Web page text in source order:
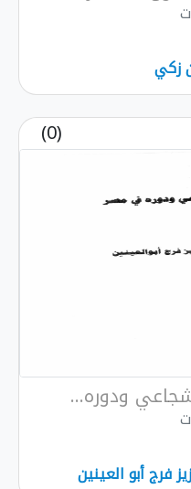
زكي
(0)
ودوره...
فرج أبو العينين